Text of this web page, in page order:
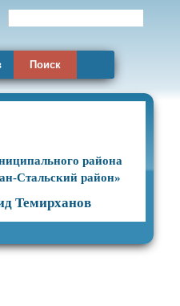
Поиск
района
Стальский район»
Темирханов